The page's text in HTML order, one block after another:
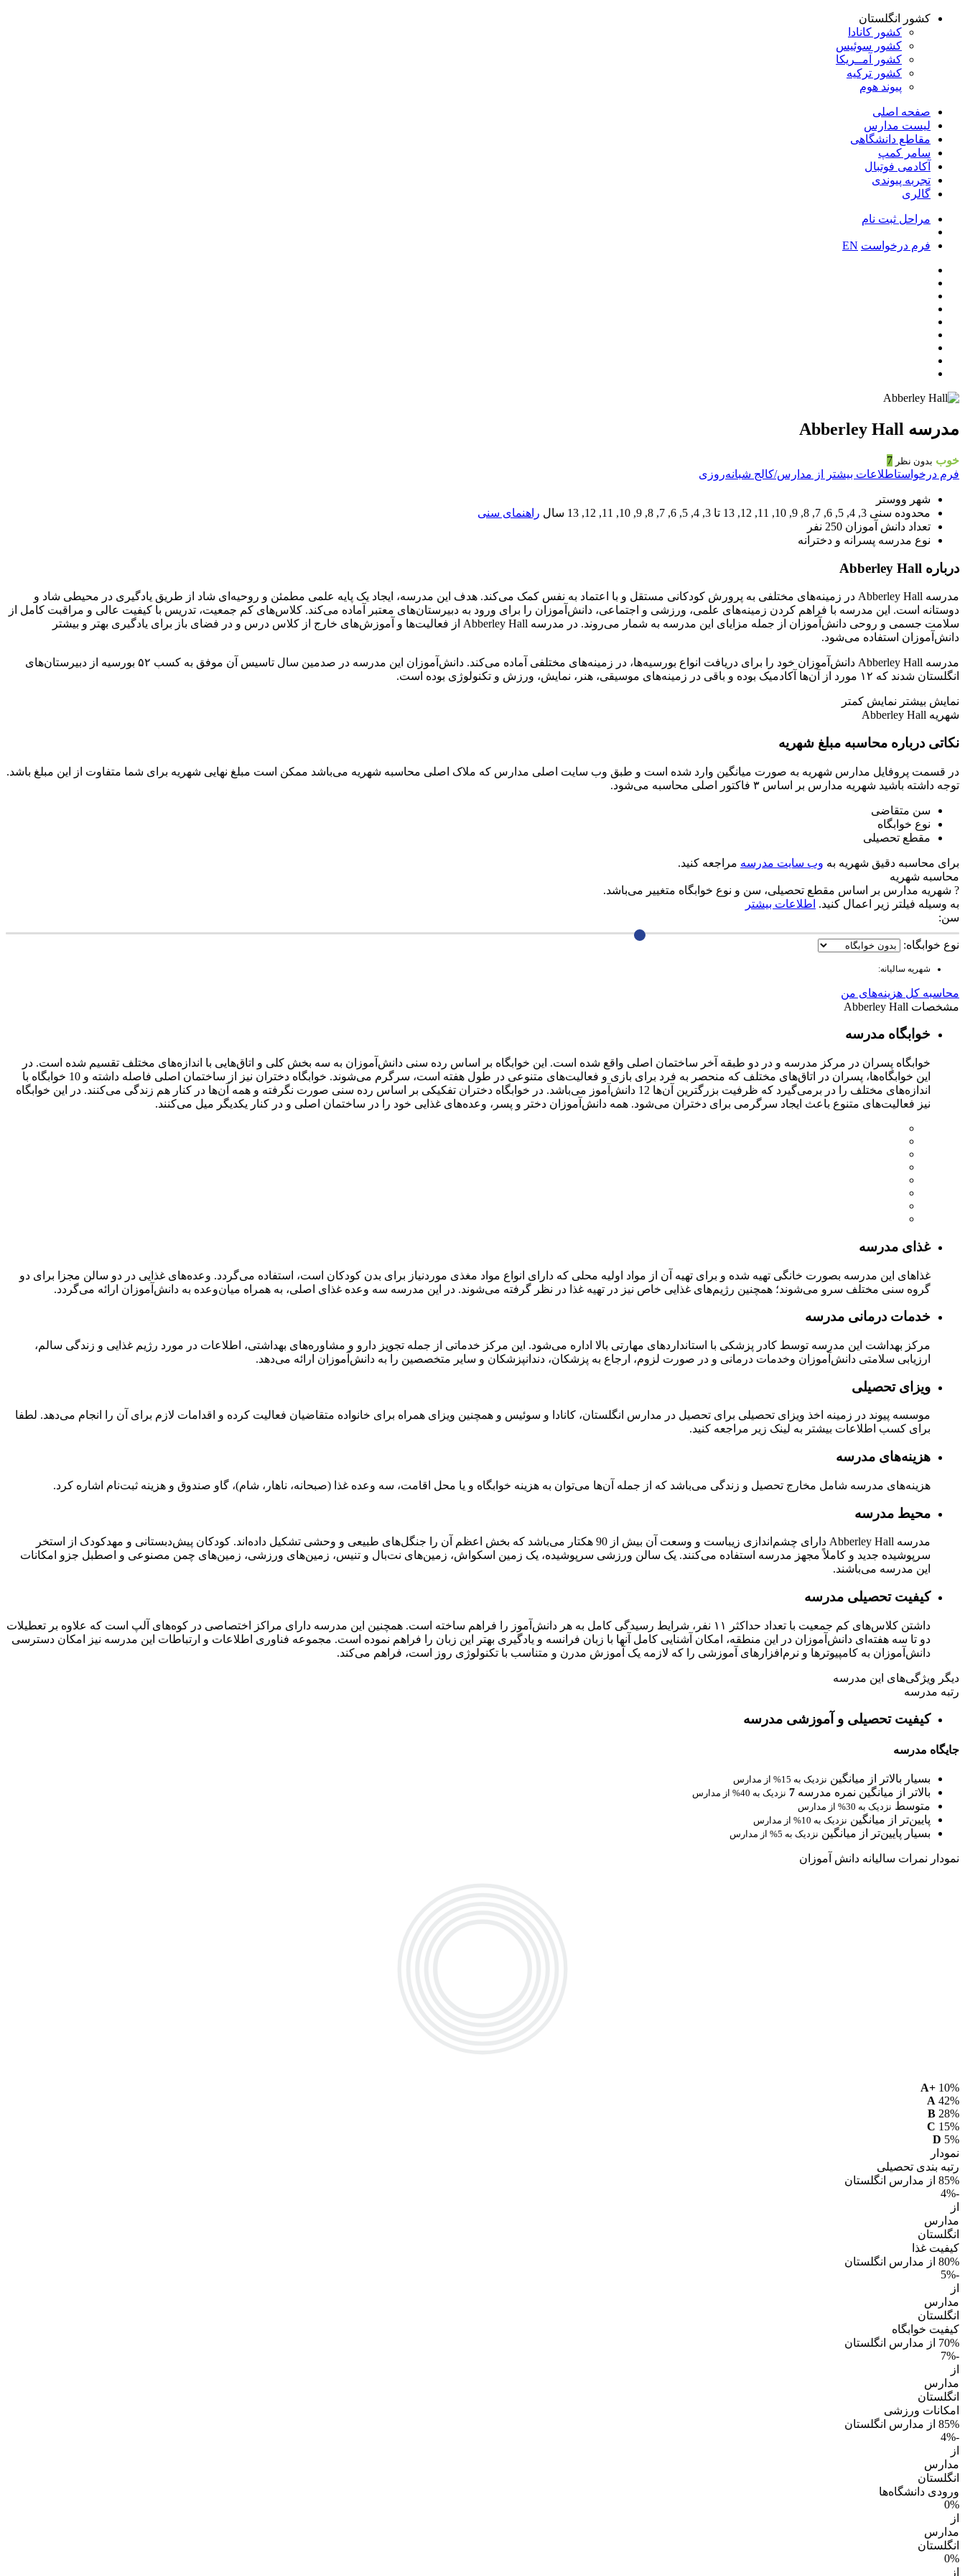
کشور انگلستان
کشور کانادا
کشور سوئیس
کشور آمــریکا
کشور ترکیه
پیوند هوم
صفحه اصلی
لیست مدارس
مقاطع دانشگاهی
سامر کمپ
آکادمی فوتبال
تجربه پیوندی
گالری
مراحل ثبت نام
فرم درخواست EN
مدرسه Abberley Hall
خوب بدون نظر 7
فرم درخواستاطلاعات بیشتر از مدارس/کالج شبانه‌روزی
شهر ووستر
محدوده سنی 3, 4, 5, 6, 7, 8, 9, 10, 11, 12, 13 تا 3, 4, 5, 6, 7, 8, 9, 10, 11, 12, 13 سال راهنمای سنی
تعداد دانش آموزان 250 نفر
نوع مدرسه پسرانه و دخترانه
درباره Abberley Hall
مدرسه Abberley Hall در زمینه‌های مختلفی به پرورش کودکانی مستقل و با اعتماد به نفس کمک می‌کند. هدف این مدرسه، ایجاد یک پایه علمی مطمئن و روحیه‌ای شاد از طریق یادگیری در محیطی شاد و
دوستانه است. این مدرسه با فراهم کردن زمینه‌های علمی، ورزشی و اجتماعی، دانش‌آموزان را برای ورود به دبیرستان‌های معتبر آماده می‌کند. کلاس‌های کم جمعیت، تدریس با کیفیت عالی و مراقبت کامل از
سلامت جسمی و روحی دانش‌آموزان از جمله مزایای این مدرسه به شمار می‌روند. در مدرسه Abberley Hall از فعالیت‌ها و آموزش‌های خارج از کلاس درس و در فضای باز برای یادگیری بهتر و بیشتر
دانش‌آموزان استفاده می‌شود.
مدرسه Abberley Hall دانش‌آموزان خود را برای دریافت انواع بورسیه‌ها، در زمینه‌های مختلفی آماده می‌کند. دانش‌آموزان این مدرسه در صدمین سال تاسیس آن موفق به کسب ۵۲ بورسیه از دبیرستان‌های
انگلستان شدند که ۱۲ مورد از آن‌ها‌ آکادمیک بوده و باقی در زمینه‌های موسیقی، هنر، نمایش، ورزش و تکنولوژی بوده است.
نمایش بیشتر نمایش کمتر
شهریه Abberley Hall
نکاتی درباره محاسبه مبلغ شهریه
در قسمت پروفایل مدارس شهریه به صورت میانگین وارد شده است و طبق وب سایت اصلی مدارس که ملاک اصلی محاسبه شهریه می‌باشد ممکن است مبلغ نهایی شهریه برای شما متفاوت از این مبلغ باشد.
توجه داشته باشید شهریه مدارس بر اساس ۳ فاکتور اصلی محاسبه می‌شود.
سن متقاضی
نوع خوابگاه
مقطع تحصیلی
برای محاسبه دقیق شهریه به وب سایت مدرسه مراجعه کنید.
محاسبه شهریه
? شهریه مدارس بر اساس مقطع تحصیلی، سن و نوع خوابگاه متغییر می‌باشد.
به وسیله فیلتر زیر اعمال کنید. اطلاعات بیشتر
سن:
نوع خوابگاه:
شهریه سالیانه:
محاسبه کل هزینه‌های من
مشخصات Abberley Hall
خوابگاه مدرسه
خوابگاه پسران در مرکز مدرسه و در دو طبقه آخر ساختمان اصلی واقع شده ‌است. این خوابگاه بر اساس رده سنی دانش‌آموزان به سه بخش کلی و اتاق‌هایی با اندازه‌های مختلف تقسیم شده‌ است. در
این خوابگاه‌ها، پسران در اتاق‌های مختلف که منحصر به فرد برای بازی و فعالیت‌های متنوعی در طول هفته است، سرگرم می‌شوند. خوابگاه دختران نیز از ساختمان اصلی فاصله داشته و 10 خوابگاه با
اندازه‌های مختلف را در برمی‌گیرد که ظرفیت بزرگترین آن‌ها 12 دانش‌آموز می‌باشد. در خوابگاه دختران تفکیکی بر اساس رده سنی صورت نگرفته و همه آن‌ها در کنار هم زندگی می‌کنند. در این خوابگاه
نیز فعالیت‌های متنوع باعث ایجاد سرگرمی برای دختران می‌شود. همه دانش‌آموزان دختر و پسر، وعده‌های غذایی خود را در ساختمان اصلی و در کنار یکدیگر میل می‌کنند.
غذای مدرسه
غذاهای این مدرسه بصورت خانگی تهیه شده و برای تهیه آن از مواد اولیه محلی که دارای انواع مواد مغذی موردنیاز برای بدن کودکان است، استفاده می‌گردد. وعده‌های غذایی در دو سالن مجزا برای دو
گروه سنی مختلف سرو می‌شوند؛ همچنین رژیم‌های غذایی خاص نیز در تهیه غذا در نظر گرفته می‌شوند. در این مدرسه سه وعده غذای اصلی، به همراه میان‌وعده به دانش‌آموزان ارائه می‌گردد.
خدمات درمانی مدرسه
مرکز بهداشت این مدرسه توسط کادر پزشکی با استانداردهای مهارتی بالا اداره می‌شود. این مرکز خدماتی از جمله تجویز دارو و مشاوره‌های بهداشتی، اطلاعات در مورد رژیم غذایی و زندگی سالم،
ارزیابی سلامتی دانش‌آموزان وخدمات درمانی و در صورت لزوم، ارجاع به پزشکان، دندانپزشکان و سایر متخصصین را به دانش‌آموزان ارائه می‌دهد.
ویزای تحصیلی
موسسه پیوند در زمینه اخذ ویزای تحصیلی برای تحصیل در مدارس انگلستان، کانادا و سوئیس و همچنین ویزای همراه برای خانواده متقاضیان فعالیت کرده و اقدامات لازم برای آن را انجام می‌دهد. لطفا
برای کسب اطلاعات بیشتر به لینک زیر مراجعه کنید.
هزینه‌های مدرسه
هزینه‌های مدرسه شامل مخارج تحصیل و زندگی می‌باشد که از جمله آن‌ها می‌توان به هزینه خوابگاه و یا محل اقامت، سه وعده غذا (صبحانه، ناهار، شام)، گاو صندوق و هزینه ثبت‌نام اشاره کرد.
محیط مدرسه
مدرسه Abberley Hall دارای چشم‌اندازی زیباست و وسعت آن بیش از 90 هکتار می‌باشد که بخش اعظم آن را جنگل‌های طبیعی و وحشی تشکیل داده‌اند. کودکان پیش‌دبستانی و مهدکودک از استخر
سرپوشیده جدید و کاملاً مجهز مدرسه استفاده می‌کنند. یک سالن ورزشی سرپوشیده، یک زمین اسکواش، زمین‌های نت‌بال و تنیس، زمین‌های ورزشی، زمین‌های چمن مصنوعی و اصطبل جزو امکانات
این مدرسه می‌باشند.
کیفیت تحصیلی مدرسه
داشتن کلاس‌های کم جمعیت با تعداد حداکثر ۱۱ نفر، شرایط رسیدگی کامل به هر دانش‌آموز را فراهم ساخته است. همچنین این مدرسه دارای مراکز اختصاصی در کوه‌های آلپ است که علاوه بر تعطیلات
دو تا سه هفته‌ای دانش‌آموزان در این منطقه، امکان آشنایی کامل آنها با زبان فرانسه و یادگیری بهتر این زبان را‌ فراهم نموده‌ است. مجموعه فناوری اطلاعات و ارتباطات این مدرسه نیز امکان دسترسی
دانش‌آموزان به کامپیوترها و نرم‌افزارهای آموزشی را که لازمه یک آموزش مدرن و متناسب با تکنولوژی روز است، فراهم می‌کند.
دیگر ویژگی‌های این مدرسه
رتبه مدرسه
کیفیت تحصیلی و آموزشی مدرسه
جایگاه مدرسه
بسیار بالاتر از میانگین نزدیک به 15% از مدارس
بالاتر از میانگین نمره مدرسه 7 نزدیک به 40% از مدارس
متوسط نزدیک به 30% از مدارس
پایین‌تر از میانگین نزدیک به 10% از مدارس
بسیار پایین‌تر از میانگین نزدیک به 5% از مدارس
نمودار نمرات سالیانه دانش آموزان
A+ 10%
A 42%
B 28%
C 15%
D 5%
نمودار
رتبه بندی تحصیلی
85% از مدارس انگلستان
-4%
از
مدارس
انگلستان
کیفیت غذا
80% از مدارس انگلستان
-5%
از
مدارس
انگلستان
کیفیت خوابگاه
70% از مدارس انگلستان
-7%
از
مدارس
انگلستان
امکانات ورزشی
85% از مدارس انگلستان
-4%
از
مدارس
انگلستان
ورودی دانشگاه‌ها
0%
از
مدارس
انگلستان
0%
از